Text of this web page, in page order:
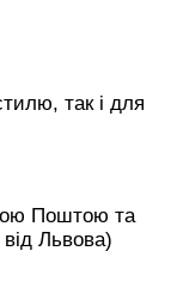
так і для
Поштою та
Львова)